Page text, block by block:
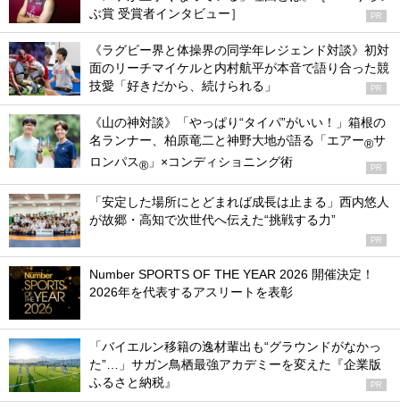
ぶ賞 受賞者インタビュー］
PR
《ラグビー界と体操界の同学年レジェンド対談》初対
面のリーチマイケルと内村航平が本音で語り合った競
技愛「好きだから、続けられる」
PR
《山の神対談》「やっぱり“タイパ”がいい！」箱根の
名ランナー、柏原竜二と神野大地が語る「エアー®サ
ロンパス® 」×コンディショニング術 PR
「安定した場所にとどまれば成長は止まる」西内悠人
が故郷・高知で次世代へ伝えた“挑戦する力”
PR
Number SPORTS OF THE YEAR 2026 開催決定！
2026年を代表するアスリートを表彰
「バイエルン移籍の逸材輩出も“グラウンドがなかっ
た”…」サガン鳥栖最強アカデミーを変えた『企業版
ふるさと納税』
PR